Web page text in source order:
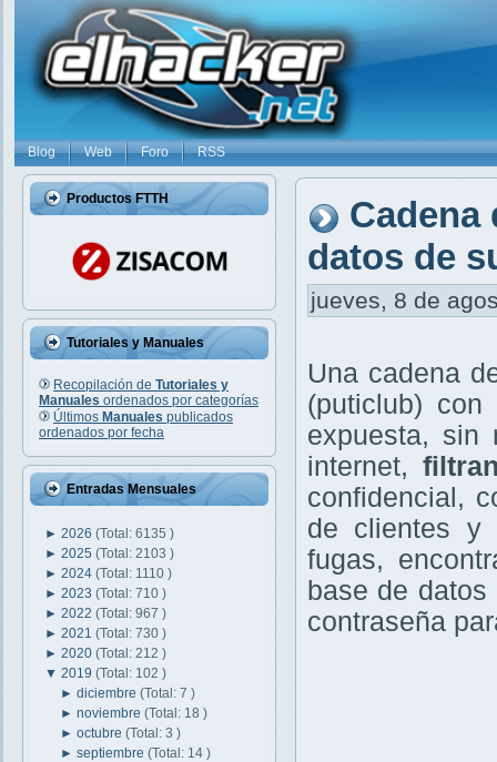
Blog Web Foro RSS
Productos FTTH
Tutoriales y Manuales
Recopilación de Tutoriales y
Manuales ordenados por categorías
Últimos Manuales publicados
ordenados por fecha
Entradas Mensuales
► 2026 (Total: 6135 )
► 2025 (Total: 2103 )
► 2024 (Total: 1110 )
► 2023 (Total: 710 )
► 2022 (Total: 967 )
► 2021 (Total: 730 )
► 2020 (Total: 212 )
▼ 2019 (Total: 102 )
►diciembre(Total: 7 )
►noviembre(Total: 18 )
►octubre(Total: 3 )
►septiembre(Total: 14 )
Cadena
datos de
jueves, 8 de
Una cadena
(puticlub) con
expuesta, sin
internet,
confidencial,
de clientes y
fugas,
base de
contraseña